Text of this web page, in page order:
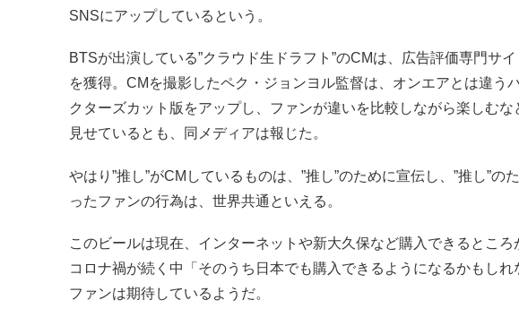
SNSにアップしているという。
BTSが出演している”クラウド生ドラフト”のCMは、広告評価専門サ
を獲得。CMを撮影したペク・ジョンヨル監督は、オンエアとは違う
クターズカット版をアップし、ファンが違いを比較しながら楽しむな
見せているとも、同メディアは報じた。
やはり”推し”がCMしているものは、”推し”のために宣伝し、”推し”の
ったファンの行為は、世界共通といえる。
このビールは現在、インターネットや新大久保など購入できるところ
コロナ禍が続く中「そのうち日本でも購入できるようになるかもしれ
ファンは期待しているようだ。